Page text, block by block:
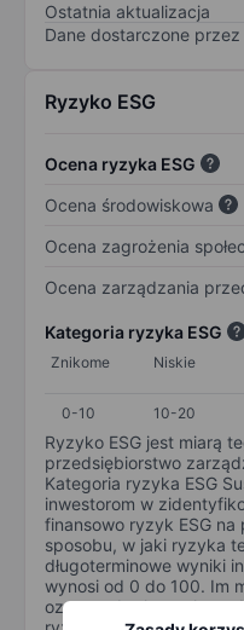
Ostatnia aktualizacja
Dane dostarczone przez
Ryzyko ESG
Ocena ryzyka ESG
Ocena środowiskowa
Ocena zagrożenia
Ocena zarządzania
Kategoria ryzyka ESG
Znikome Niskie
0-10
10-20
Ryzyko ESG jest miarą
przedsiębiorstwo
Kategoria ryzyka ESG
inwestorom w
finansowo ryzyk ESG
sposobu, w jaki ryzyka
długoterminowe wyniki
wynosi od 0 do 100. Im
oznacza brak ryzyka, a